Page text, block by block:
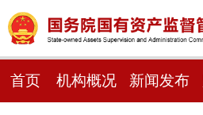
首页 机构概况 新闻发布